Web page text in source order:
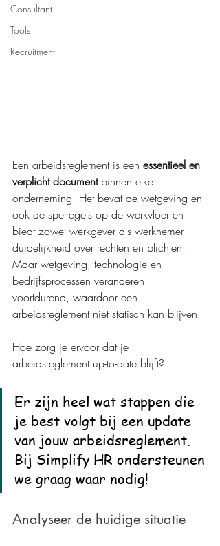
Consultant
Tools
Recruitment
Een arbeidsreglement is een essentieel en
verplicht document binnen elke
onderneming. Het bevat de wetgeving en
ook de spelregels op de werkvloer en
biedt zowel werkgever als werknemer
duidelijkheid over rechten en plichten.
Maar wetgeving, technologie en
bedrijfsprocessen veranderen
voortdurend, waardoor een
arbeidsreglement niet statisch kan blijven.
Hoe zorg je ervoor dat je
arbeidsreglement up-to-date blijft?
Er zijn heel wat stappen die
je best volgt bij een update
van jouw arbeidsreglement.
Bij Simplify HR ondersteunen
we graag waar nodig!
Analyseer de huidige situatie